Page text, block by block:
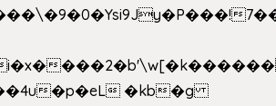
i�x�
�p�eL �kb�g